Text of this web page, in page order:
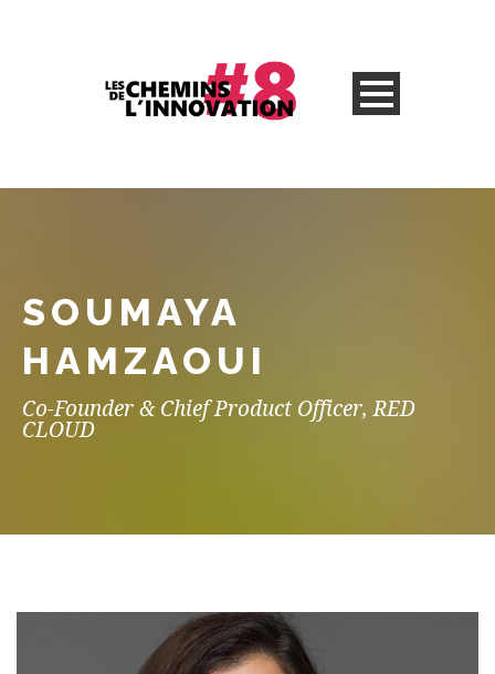
SOUMAYA
HAMZAOUI
Co-Founder & Chief Product Officer, RED
CLOUD